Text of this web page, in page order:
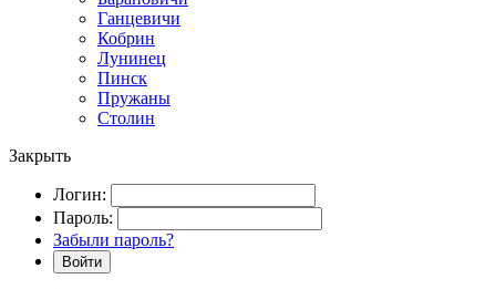
Ганцевичи
Кобрин
Лунинец
Пинск
Пружаны
Столин
Закрыть
Логин:
Пароль:
Забыли пароль?
Войти